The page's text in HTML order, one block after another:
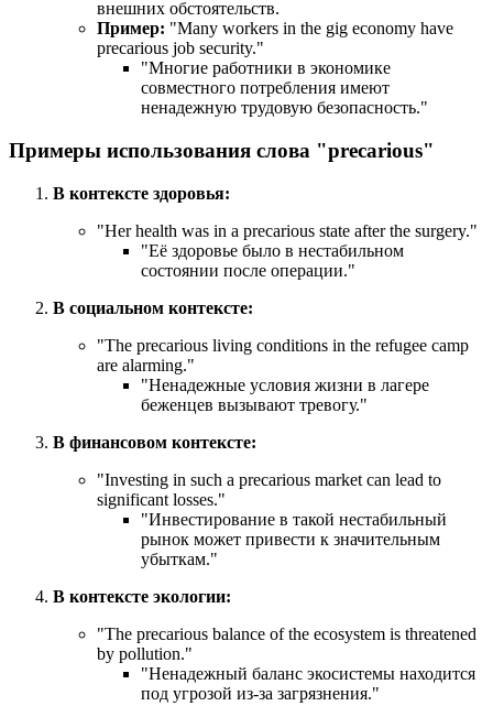
внешних обстоятельств.
Пример: "Many workers in the gig economy have
precarious job security."
"Многие работники в экономике
совместного потребления имеют
ненадежную трудовую безопасность."
Примеры использования слова "precarious"
В контексте здоровья:
"Her health was in a precarious state after the surgery."
"Её здоровье было в нестабильном
состоянии после операции."
В социальном контексте:
"The precarious living conditions in the refugee camp
are alarming."
"Ненадежные условия жизни в лагере
беженцев вызывают тревогу."
В финансовом контексте:
"Investing in such a precarious market can lead to
significant losses."
"Инвестирование в такой нестабильный
рынок может привести к значительным
убыткам."
В контексте экологии:
"The precarious balance of the ecosystem is threatened
by pollution."
"Ненадежный баланс экосистемы находится
под угрозой из-за загрязнения."